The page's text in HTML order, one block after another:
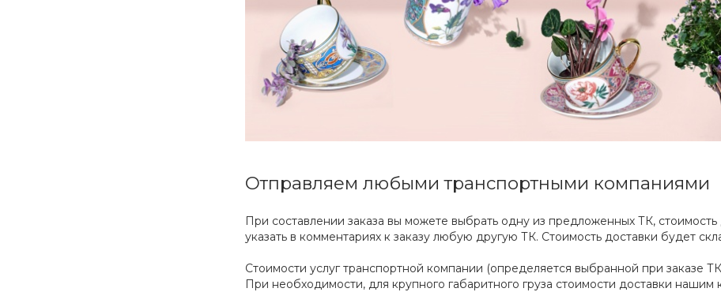
Отправляем любыми транспортными компаниями
При составлении заказа вы можете выбрать одну из предложенных ТК,
указать в комментариях к заказу любую другую ТК. Стоимость доставки будет
Стоимости услуг транспортной компании (определяется выбранной при заказе
При необходимости, для крупного габаритного груза стоимости доставки